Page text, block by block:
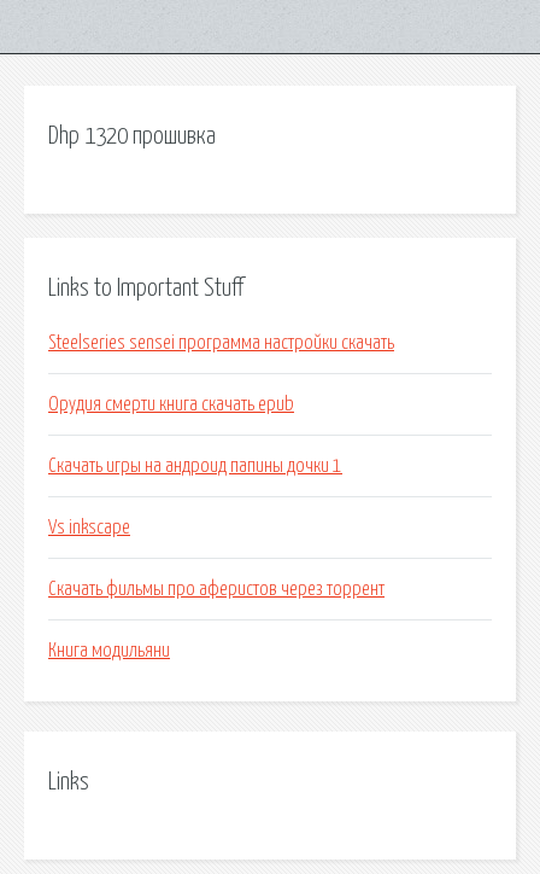
Dhp 1320 прошивка
Links to Important Stuff
Steelseries sensei программа настройки скачать
Орудия смерти книга скачать epub
Скачать игры на андроид папины дочки 1
Vs inkscape
Скачать фильмы про аферистов через торрент
Книга модильяни
Links